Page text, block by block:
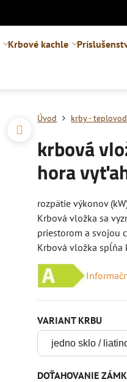
Krbové kachle
Úvod krby -
krbová
hora
rozpätie výkonov
Krbová vložka sa
priestorom a svojou
Krbová vložka spĺňa
VARIANT KRBU
DOŤAHOVANIE